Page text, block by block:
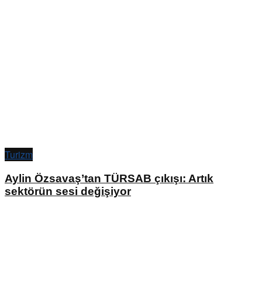
Turizm
Aylin Özsavaş’tan TÜRSAB çıkışı: Artık
sektörün sesi değişiyor